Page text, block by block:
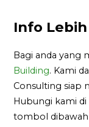
Info
Bagi anda
Building. Kami
Consulting siap
Hubungi kami
tombol dibawah